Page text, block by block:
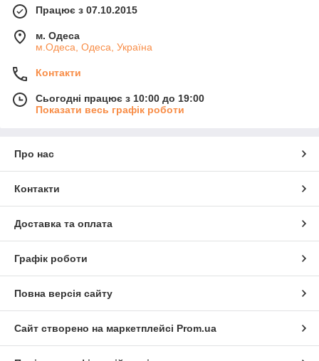
Працює з 07.10.2015
м. Одеса
м.Одеса, Одеса, Україна
Контакти
Сьогодні працює з 10:00 до 19:00
Показати весь графік роботи
Про нас
Контакти
Доставка та оплата
Графік роботи
Повна версія сайту
Сайт створено на маркетплейсі Prom.ua